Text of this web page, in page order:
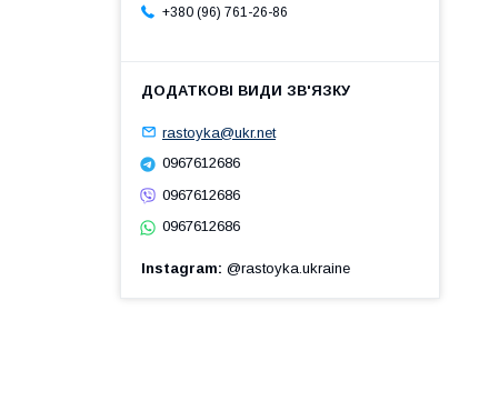
+380 (96) 761-26-86
rastoyka@ukr.net
0967612686
0967612686
0967612686
Instagram @rastoyka.ukraine